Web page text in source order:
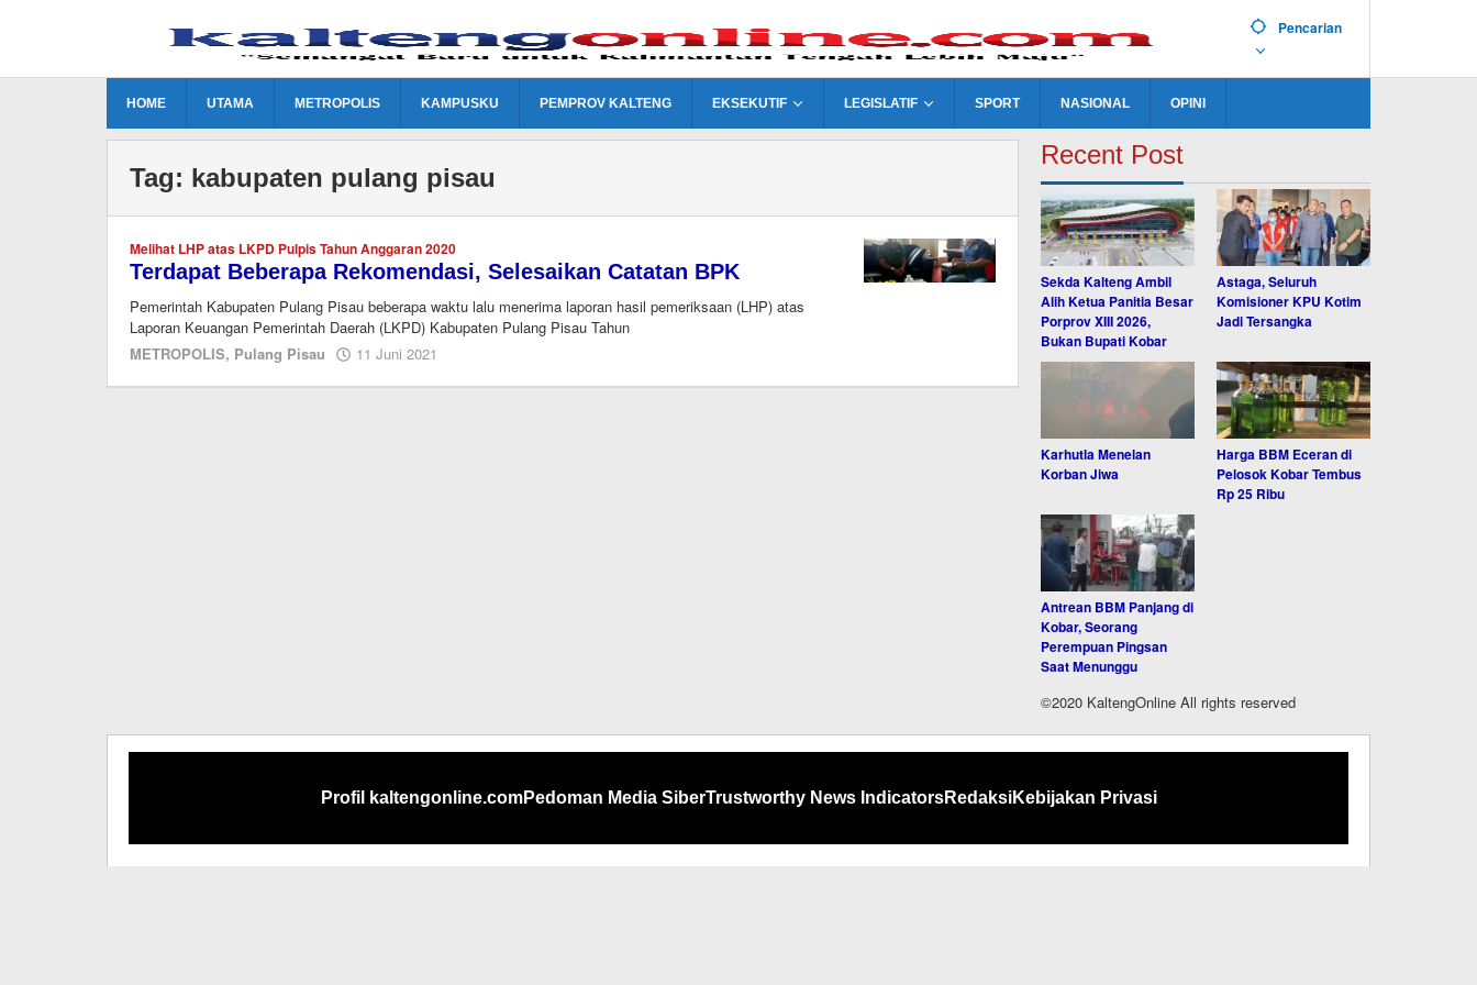
Pencarian
HOME UTAMA METROPOLIS KAMPUSKU PEMPROV KALTENG EKSEKUTIF LEGISLATIF SPORT NASIONAL OPINI
Tag: kabupaten pulang pisau
Melihat LHP atas LKPD Pulpis Tahun Anggaran 2020
Terdapat Beberapa Rekomendasi, Selesaikan Catatan BPK
Pemerintah Kabupaten Pulang Pisau beberapa waktu lalu menerima laporan hasil pemeriksaan (LHP) atas
Laporan Keuangan Pemerintah Daerah (LKPD) Kabupaten Pulang Pisau Tahun
METROPOLIS, Pulang Pisau 11 Juni 2021
kaltengonline.com
Recent Post
Sekda Kalteng Ambil
Alih Ketua Panitia Besar
Porprov XIII 2026,
Bukan Bupati Kobar
Astaga, Seluruh
Komisioner KPU Kotim
Jadi Tersangka
Karhutla Menelan
Korban Jiwa
Harga BBM Eceran di
Pelosok Kobar Tembus
Rp 25 Ribu
Antrean BBM Panjang di
Kobar, Seorang
Perempuan Pingsan
Saat Menunggu
©2020 KaltengOnline All rights reserved
Profil kaltengonline.comPedoman Media SiberTrustworthy News IndicatorsRedaksiKebijakan Privasi